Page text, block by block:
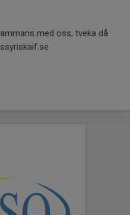
med oss, tveka då